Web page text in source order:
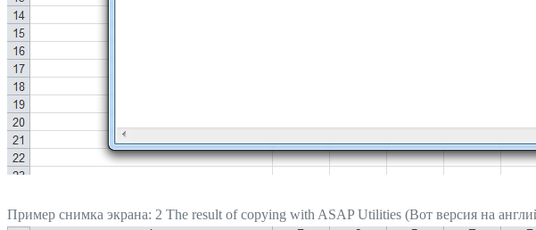
Пример снимка экрана: 2 The result of copying with ASAP Utilities (Вот версия на